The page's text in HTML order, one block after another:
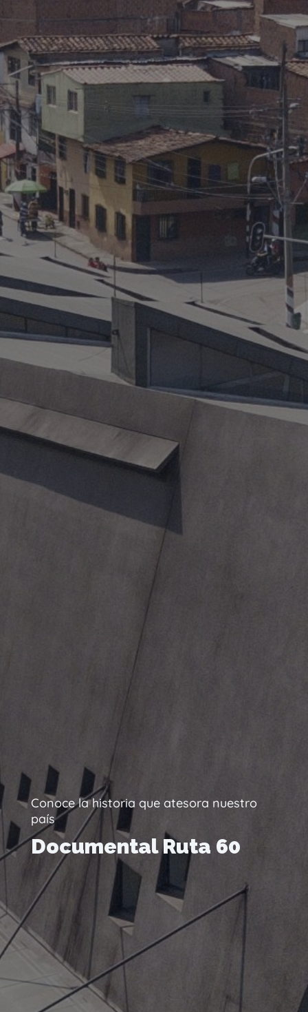
Conoce la historia que atesora nuestro
país
Documental Ruta 60